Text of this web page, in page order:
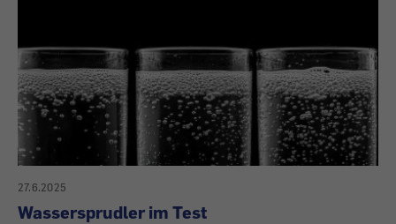
27.6.2025
Wassersprudler im Test